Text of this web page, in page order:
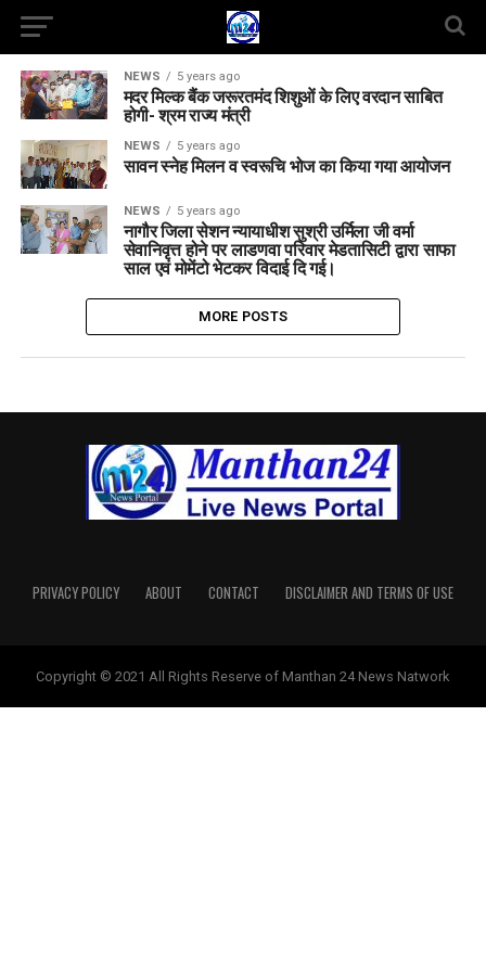
NEWS 5 years ago
मदर मिल्क बैंक जरूरतमंद शिशुओं के लिए वरदान साबित
होगी- श्रम राज्य मंत्री
NEWS 5 years ago
सावन स्नेह मिलन व स्वरूचि भोज का किया गया आयोजन
NEWS 5 years ago
नागौर जिला सेशन न्यायाधीश सुश्री उर्मिला जी वर्मा
सेवानिवृत्त होने पर लाडणवा परिवार मेडतासिटी द्वारा साफा
साल एवं मोमेंटो भेटकर विदाई दि गई।
MORE POSTS
PRIVACY POLICY ABOUT CONTACT DISCLAIMER AND TERMS OF USE
Copyright © 2021 All Rights Reserve of Manthan 24 News Natwork